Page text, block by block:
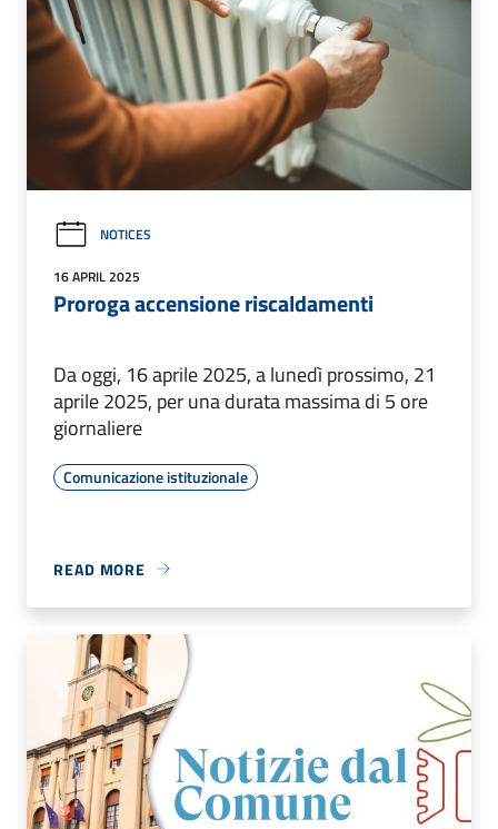
NOTICES
16 APRIL 2025
Proroga accensione riscaldamenti
Da oggi, 16 aprile 2025, a lunedì prossimo, 21
aprile 2025, per una durata massima di 5 ore
giornaliere
Comunicazione istituzionale
READ MORE